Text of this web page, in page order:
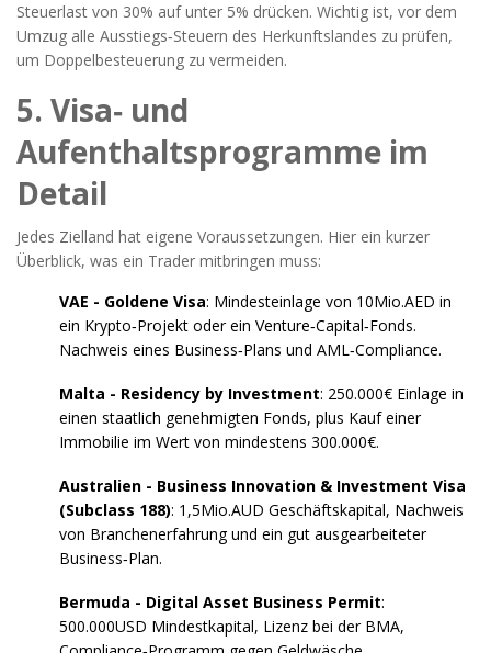
Steuerlast von 30% auf unter 5% drücken. Wichtig ist, vor dem
Umzug alle Ausstiegs‑Steuern des Herkunftslandes zu prüfen,
um Doppelbesteuerung zu vermeiden.
5. Visa‑ und
Aufenthaltsprogramme im
Detail
Jedes Zielland hat eigene Voraussetzungen. Hier ein kurzer
Überblick, was ein Trader mitbringen muss:
VAE - Goldene Visa: Mindesteinlage von 10Mio.AED in
ein Krypto‑Projekt oder ein Venture‑Capital‑Fonds.
Nachweis eines Business‑Plans und AML‑Compliance.
Malta - Residency by Investment: 250.000€ Einlage in
einen staatlich genehmigten Fonds, plus Kauf einer
Immobilie im Wert von mindestens 300.000€.
Australien - Business Innovation & Investment Visa
(Subclass 188): 1,5Mio.AUD Geschäftskapital, Nachweis
von Branchenerfahrung und ein gut ausgearbeiteter
Business‑Plan.
Bermuda - Digital Asset Business Permit:
500.000USD Mindestkapital, Lizenz bei der BMA,